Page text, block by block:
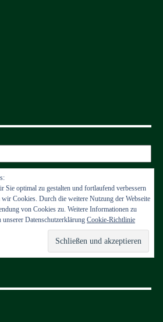
Sie optimal zu gestalten und fortlaufend verbessern
Cookies. Durch die weitere Nutzung der Webseite
von Cookies zu. Weitere Informationen zu
Datenschutzerklärung Cookie-Richtlinie